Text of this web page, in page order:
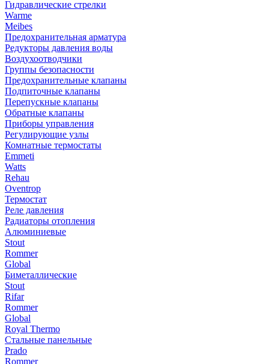
Гидравлические стрелки
Warme
Meibes
Предохранительная арматура
Редукторы давления воды
Воздухоотводчики
Группы безопасности
Предохранительные клапаны
Подпиточные клапаны
Перепускные клапаны
Обратные клапаны
Приборы управления
Регулирующие узлы
Комнатные термостаты
Emmeti
Watts
Rehau
Oventrop
Термостат
Реле давления
Радиаторы отопления
Алюминиевые
Stout
Rommer
Global
Биметаллические
Stout
Rifar
Rommer
Global
Royal Thermo
Стальные панельные
Prado
Rommer